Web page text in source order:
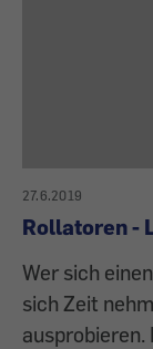
27.6.2019
Rollatoren -
Wer sich
sich Zeit